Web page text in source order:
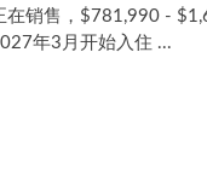
在销售，$781,990 -
年3月开始入住 ...